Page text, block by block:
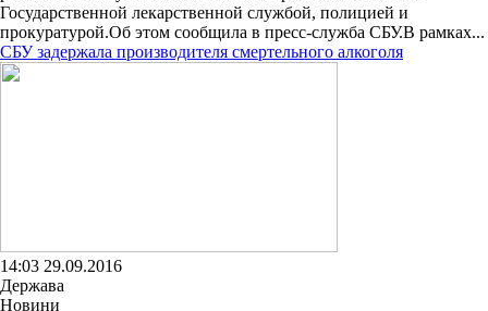
Государственной лекарственной службой, полицией и
прокуратурой.Об этом сообщила в пресс-служба СБУ.В рамках...
СБУ задержала производителя смертельного алкоголя
14:03 29.09.2016
Держава
Новини